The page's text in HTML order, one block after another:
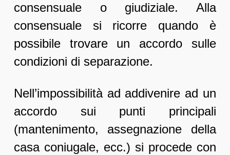
consensuale o giudiziale. Alla
consensuale si ricorre quando è
possibile trovare un accordo sulle
condizioni di separazione.
Nell’impossibilità ad addivenire ad un
accordo sui punti principali
(mantenimento, assegnazione della
casa coniugale, ecc.) si procede con